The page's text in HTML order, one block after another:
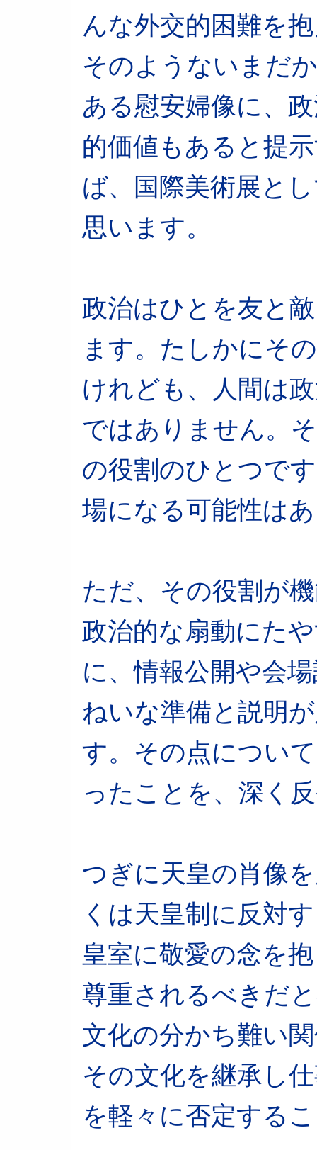
んな外交的困難を
そのようないまだ
ある慰安婦像に、
的価値もあると提
ば、国際美術展と
思います。
政治はひとを友と
ます。たしかにそ
けれども、人間は
ではありません。
の役割のひとつで
場になる可能性は
ただ、その役割が
政治的な扇動にた
に、情報公開や会
ねいな準備と説明
す。その点につい
ったことを、深く
つぎに天皇の肖像
くは天皇制に反対
皇室に敬愛の念を
尊重されるべきだ
文化の分かち難い
その文化を継承し
を軽々に否定する